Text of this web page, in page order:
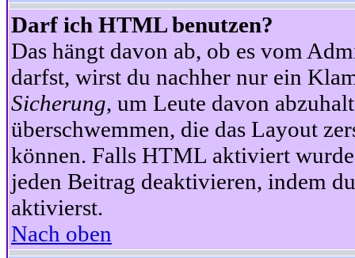
Darf ich HTML benutzen?
Das hängt davon ab, ob es vom
darfst, wirst du nachher nur ein
Sicherung, um Leute davon
überschwemmen, die das Layout
können. Falls HTML aktiviert
jeden Beitrag deaktivieren, indem
aktivierst.
Nach oben